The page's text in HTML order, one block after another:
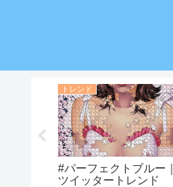
トレンド
#パーフェクトブルー
ツイッタートレンド